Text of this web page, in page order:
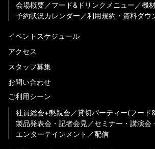
会場概要
フード&ドリンクメニュー
機
予約状況カレンダー
利用規約・資料ダウ
イベントスケジュール
アクセス
スタッフ募集
お問い合わせ
ご利用シーン
社員総会+懇親会
貸切パーティー(フード
製品発表会・記者会見
セミナー・講演会
エンターテインメント
配信